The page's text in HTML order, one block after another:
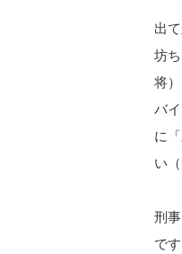
出
坊
将
バ
に
い（
刑
です